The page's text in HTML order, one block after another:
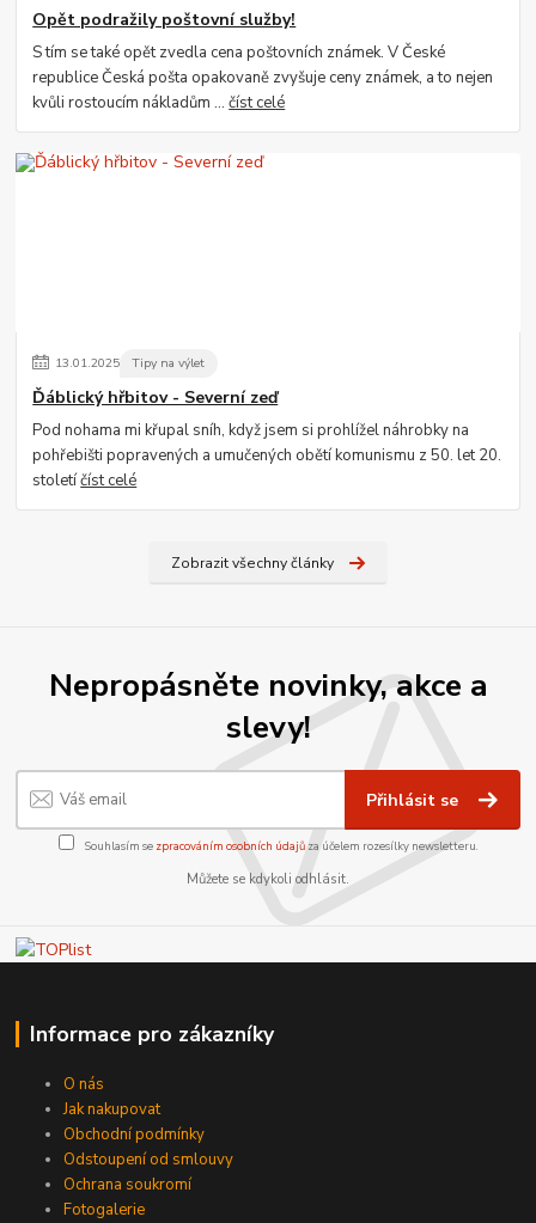
Opět podražily poštovní služby!
S tím se také opět zvedla cena poštovních známek. V České
republice Česká pošta opakovaně zvyšuje ceny známek, a to nejen
kvůli rostoucím nákladům ...číst celé
13.01.2025 Tipy na výlet
Ďáblický hřbitov - Severní zeď
Pod nohama mi křupal sníh, když jsem si prohlížel náhrobky na
pohřebišti popravených a umučených obětí komunismu z 50. let 20.
stoletíčíst celé
Zobrazit všechny články
Nepropásněte novinky, akce a
slevy!
Přihlásit se
Souhlasím se zpracováním osobních údajůza účelem rozesílky newsletteru.
Můžete se kdykoli odhlásit.
Informace pro zákazníky
O nás
Jak nakupovat
Obchodní podmínky
Odstoupení od smlouvy
Ochrana soukromí
Fotogalerie